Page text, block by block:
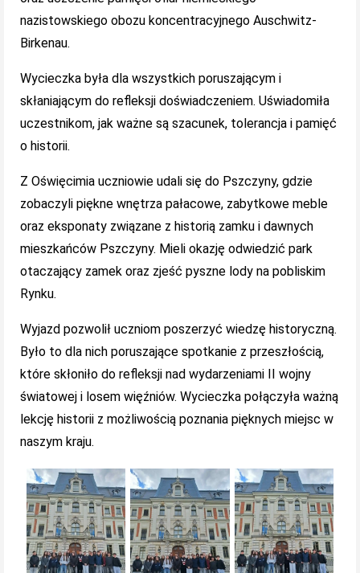
nazistowskiego obozu koncentracyjnego Auschwitz-
Birkenau.
Wycieczka była dla wszystkich poruszającym i
skłaniającym do refleksji doświadczeniem. Uświadomiła
uczestnikom, jak ważne są szacunek, tolerancja i pamięć
o historii.
Z Oświęcimia uczniowie udali się do Pszczyny, gdzie
zobaczyli piękne wnętrza pałacowe, zabytkowe meble
oraz eksponaty związane z historią zamku i dawnych
mieszkańców Pszczyny. Mieli okazję odwiedzić park
otaczający zamek oraz zjeść pyszne lody na pobliskim
Rynku.
Wyjazd pozwolił uczniom poszerzyć wiedzę historyczną.
Było to dla nich poruszające spotkanie z przeszłością,
które skłoniło do refleksji nad wydarzeniami II wojny
światowej i losem więźniów. Wycieczka połączyła ważną
lekcję historii z możliwością poznania pięknych miejsc w
naszym kraju.